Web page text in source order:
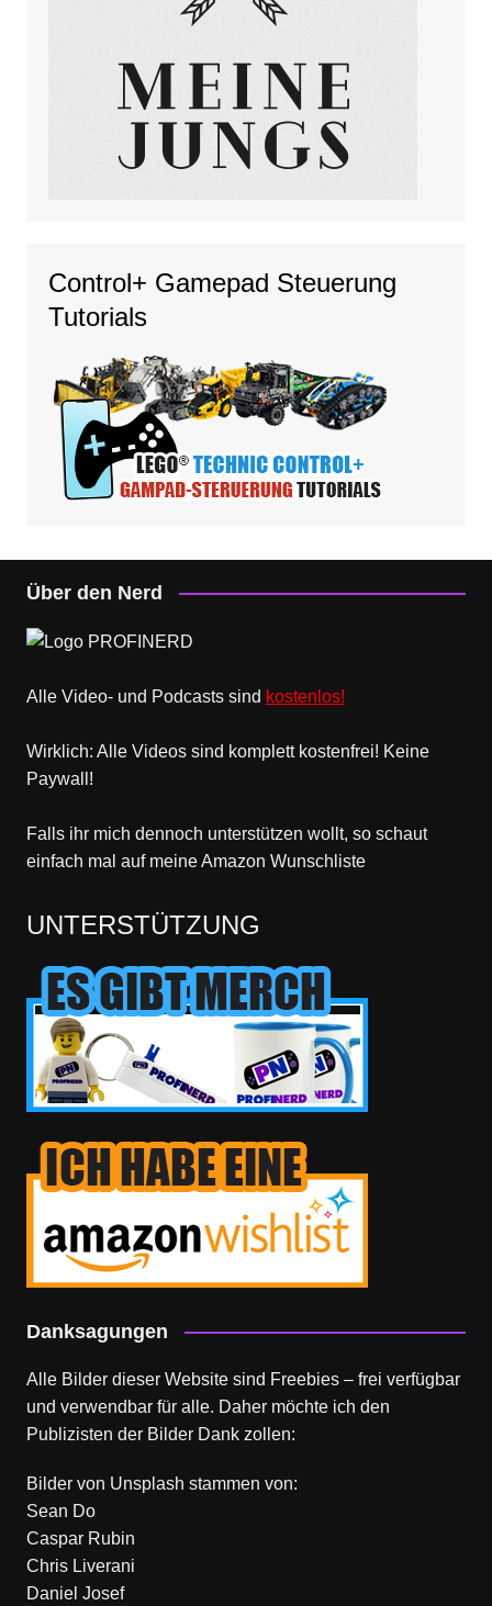
Control+ Gamepad Steuerung
Tutorials
Über den Nerd
Alle Video- und Podcasts sind kostenlos!
Wirklich: Alle Videos sind komplett kostenfrei! Keine
Paywall!
Falls ihr mich dennoch unterstützen wollt, so schaut
einfach mal auf meine Amazon Wunschliste
UNTERSTÜTZUNG
Danksagungen
Alle Bilder dieser Website sind Freebies – frei verfügbar
und verwendbar für alle. Daher möchte ich den
Publizisten der Bilder Dank zollen:
Bilder von Unsplash stammen von:
Sean Do
Caspar Rubin
Chris Liverani
Daniel Josef